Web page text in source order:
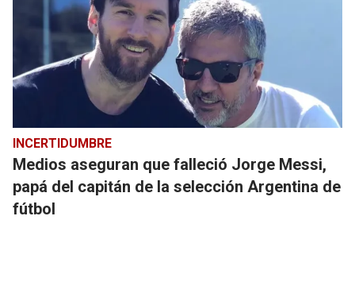
INCERTIDUMBRE
Medios aseguran que falleció Jorge Messi,
papá del capitán de la selección Argentina de
fútbol